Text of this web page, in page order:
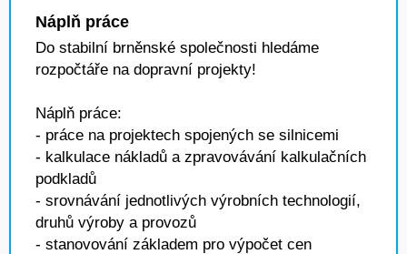
Náplň práce
Do stabilní brněnské společnosti hledáme
rozpočtáře na dopravní projekty!
Náplň práce:
- práce na projektech spojených se silnicemi
- kalkulace nákladů a zpravovávání kalkulačních
podkladů
- srovnávání jednotlivých výrobních technologií,
druhů výroby a provozů
- stanovování základem pro výpočet cen